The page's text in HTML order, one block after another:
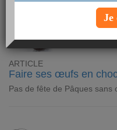
ARTICLE
Faire ses œufs en
Pas de fête de Pâques sans
Je